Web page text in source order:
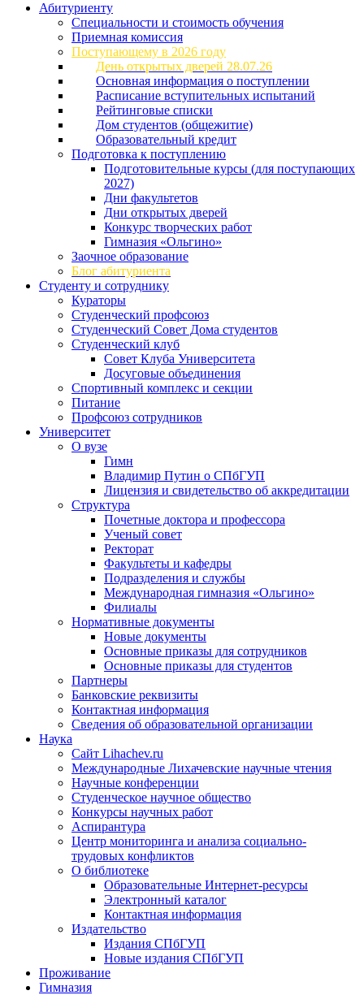
Абитуриенту
Специальности и стоимость обучения
Приемная комиссия
Поступающему в 2026 году
День открытых дверей 28.07.26
Основная информация о поступлении
Расписание вступительных испытаний
Рейтинговые списки
Дом студентов (общежитие)
Образовательный кредит
Подготовка к поступлению
Подготовительные курсы (для поступающих
2027)
Дни факультетов
Дни открытых дверей
Конкурс творческих работ
Гимназия «Ольгино»
Заочное образование
Блог абитуриента
Студенту и сотруднику
Кураторы
Студенческий профсоюз
Студенческий Совет Дома студентов
Студенческий клуб
Совет Клуба Университета
Досуговые объединения
Спортивный комплекс и секции
Питание
Профсоюз сотрудников
Университет
О вузе
Гимн
Владимир Путин о СПбГУП
Лицензия и свидетельство об аккредитации
Структура
Почетные доктора и профессора
Ученый совет
Ректорат
Факультеты и кафедры
Подразделения и службы
Международная гимназия «Ольгино»
Филиалы
Нормативные документы
Новые документы
Основные приказы для сотрудников
Основные приказы для студентов
Партнеры
Банковские реквизиты
Контактная информация
Сведения об образовательной организации
Наука
Сайт Lihachev.ru
Международные Лихачевские научные чтения
Научные конференции
Студенческое научное общество
Конкурсы научных работ
Аспирантура
Центр мониторинга и анализа социально-
трудовых конфликтов
О библиотеке
Образовательные Интернет-ресурсы
Электронный каталог
Контактная информация
Издательство
Издания СПбГУП
Новые издания СПбГУП
Проживание
Гимназия